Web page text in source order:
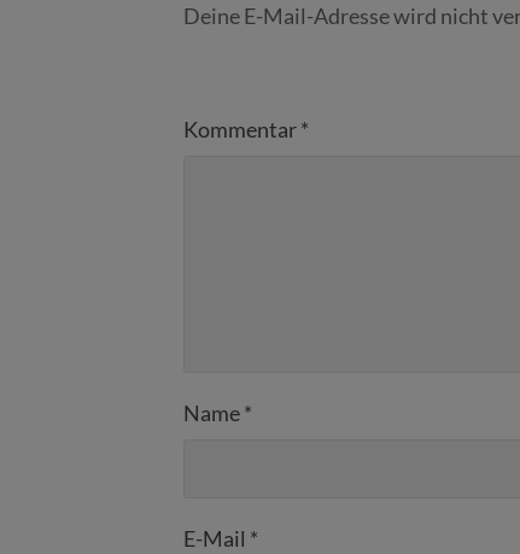
Deine E-Mail-Adresse wird nicht
Kommentar*
Name*
E-Mail *